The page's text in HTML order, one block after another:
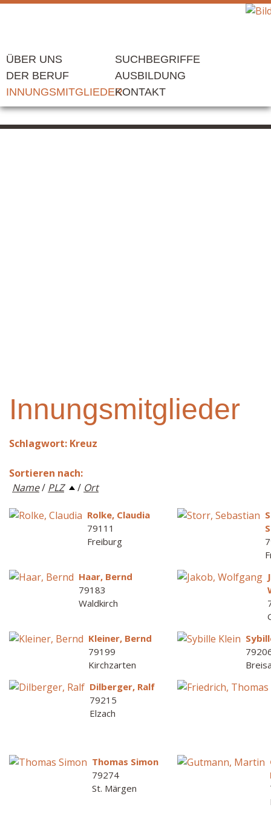
ÜBER UNS
DER BERUF
INNUNGSMITGLIEDER
SUCHBEGRIFFE
AUSBILDUNG
KONTAKT
Innungsmitglieder
Schlagwort: Kreuz
Sortieren nach:
Name/ PLZ / Ort
Rolke, Claudia
79111
Freiburg
Haar, Bernd
79183
Waldkirch
Kleiner, Bernd
79199
Kirchzarten
Dilberger, Ralf
79215
Elzach
Thomas Simon
79274
St. Märgen